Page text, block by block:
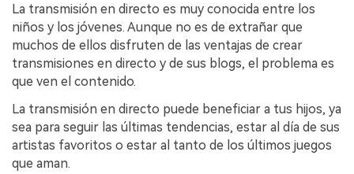
La transmisión en directo es muy conocida entre los
niños y los jóvenes. Aunque no es de extrañar que
muchos de ellos disfruten de las ventajas de crear
transmisiones en directo y de sus blogs, el problema es
que ven el contenido.
La transmisión en directo puede beneficiar a tus hijos, ya
sea para seguir las últimas tendencias, estar al día de sus
artistas favoritos o estar al tanto de los últimos juegos
que aman.